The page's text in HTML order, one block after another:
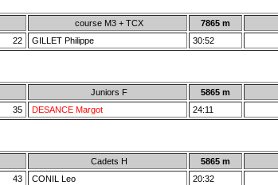
course M3 + TCX 7865 m
22
GILLET Philippe 30:52
Juniors F 5865 m
35
DESANCE Margot 24:11
Cadets H 5865 m
43
CONIL Leo 20:32